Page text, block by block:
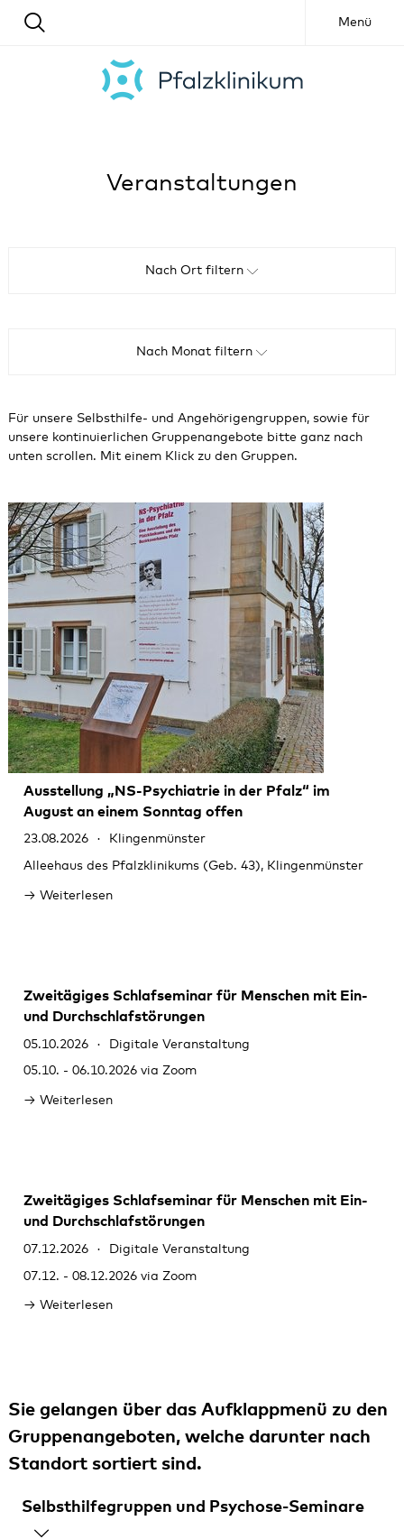
Menü
Veranstaltungen
Nach Ort filtern
Online-Veranstaltung
Bad Bergzabern
Kaiserslautern
Klingenmünster
Landau
Maikammer
Pirmasens
Rodalben
Speyer
Nach Monat filtern
August 2026
Dezember 2026
Für unsere Selbsthilfe- und Angehörigengruppen, sowie für
unsere kontinuierlichen Gruppenangebote bitte ganz nach
unten scrollen. Mit einem Klick zu den Gruppen.
Ausstellung „NS-Psychiatrie in der Pfalz“ im
August an einem Sonntag offen
23.08.2026 Klingenmünster
Alleehaus des Pfalzklinikums (Geb. 43), Klingenmünster
Weiterlesen
Zweitägiges Schlafseminar für Menschen mit Ein-
und Durchschlafstörungen
05.10.2026 Digitale Veranstaltung
05.10. - 06.10.2026 via Zoom
Weiterlesen
Zweitägiges Schlafseminar für Menschen mit Ein-
und Durchschlafstörungen
07.12.2026 Digitale Veranstaltung
07.12. - 08.12.2026 via Zoom
Weiterlesen
Sie gelangen über das Aufklappmenü zu den
Gruppenangeboten, welche darunter nach
Standort sortiert sind.
Selbsthilfegruppen und Psychose-Seminare